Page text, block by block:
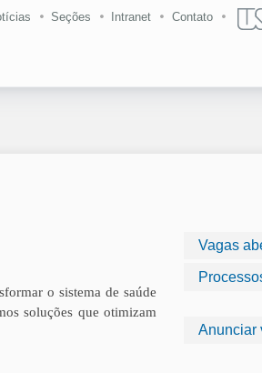
Seções Intranet Contato
Vagas
Anunciar
o sistema de saúde
soluções que otimizam